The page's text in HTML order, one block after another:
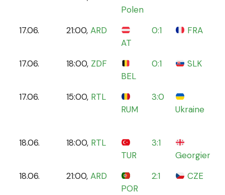
Polen
17.06.
21:00, ARD
AT
0:1 FRA
17.06.
18:00, ZDF
BEL
0:1 SLK
17.06. 15:00, RTL
RUM
3:0
Ukraine
18.06.
18:00, RTL
TUR
3:1
Georgien
18.06.
21:00, ARD
POR
2:1 CZE